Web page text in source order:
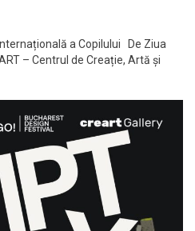
a Copilului De Ziua
– Centrul de Creație, Artă și